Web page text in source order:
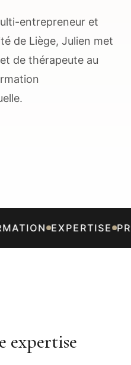
entrepreneur et
de Liège, Julien met
de thérapeute au
EXPERTISE
expertise